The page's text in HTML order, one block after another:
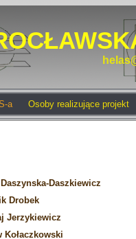
a Osoby realizujące projekt
Daszkiewicz
Drobek
Jerzykiewicz
Kołaczkowski